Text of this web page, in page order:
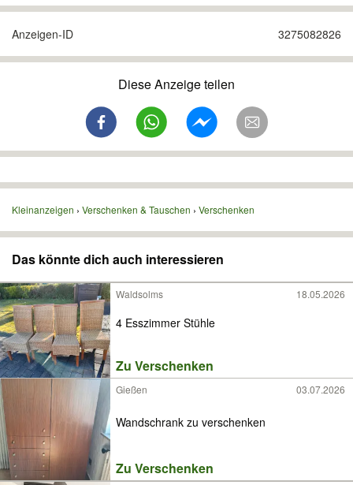
Anzeigen-ID 3275082826
Diese Anzeige teilen
Kleinanzeigen Verschenken & Tauschen Verschenken
Das könnte dich auch interessieren
Waldsolms 18.05.2026
4 Esszimmer Stühle
Zu Verschenken
Gießen 03.07.2026
Wandschrank zu verschenken
Zu Verschenken